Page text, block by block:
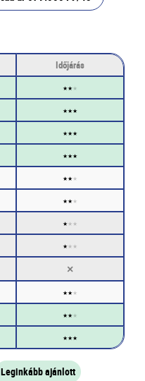
Időjárás
★★★
★★★
★★★
★★★
★★★
★★★
★★ ★
★★ ★
×
★★★
★★★
★★★
Leginkább ajánlott